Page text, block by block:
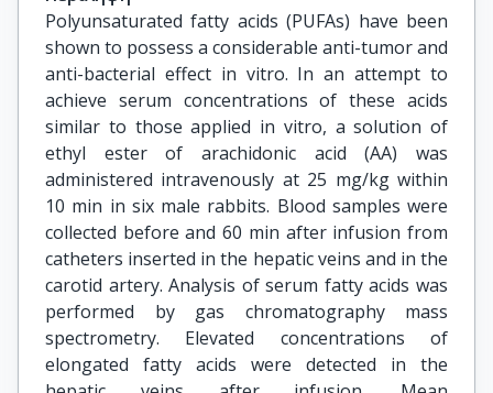
Polyunsaturated fatty acids (PUFAs) have been
shown to possess a considerable anti-tumor and
anti-bacterial effect in vitro. In an attempt to
achieve serum concentrations of these acids
similar to those applied in vitro, a solution of
ethyl ester of arachidonic acid (AA) was
administered intravenously at 25 mg/kg within
10 min in six male rabbits. Blood samples were
collected before and 60 min after infusion from
catheters inserted in the hepatic veins and in the
carotid artery. Analysis of serum fatty acids was
performed by gas chromatography mass
spectrometry. Elevated concentrations of
elongated fatty acids were detected in the